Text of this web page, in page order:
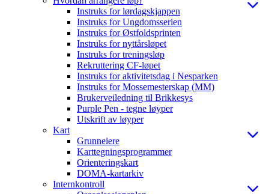
Instruks for lørdagskjappen
Instruks for Ungdomsserien
Instruks for Østfoldsprinten
Instruks for nyttårsløpet
Instruks for treningsløp
Rekruttering CF-løpet
Instruks for aktivitetsdag i Nesparken
Instruks for Mossemesterskap (MM)
Brukerveiledning til Brikkesys
Purple Pen - tegne løyper
Utskrift av løyper
Kart
Grunneiere
Karttegningsprogrammer
Orienteringskart
DOMA-kartarkiv
Internkontroll